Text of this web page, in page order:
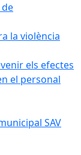
la violència
els efectes
el personal
SAV